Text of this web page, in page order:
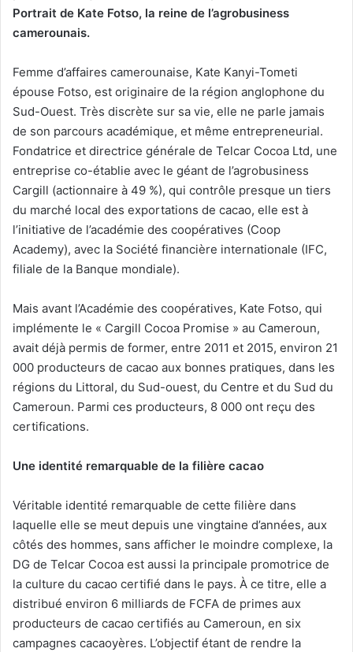
Portrait de Kate Fotso, la reine de l’agrobusiness
camerounais.
Femme d’affaires camerounaise, Kate Kanyi-Tometi
épouse Fotso, est originaire de la région anglophone du
Sud-Ouest. Très discrète sur sa vie, elle ne parle jamais
de son parcours académique, et même entrepreneurial.
Fondatrice et directrice générale de Telcar Cocoa Ltd, une
entreprise co-établie avec le géant de l’agrobusiness
Cargill (actionnaire à 49 %), qui contrôle presque un tiers
du marché local des exportations de cacao, elle est à
l’initiative de l’académie des coopératives (Coop
Academy), avec la Société financière internationale (IFC,
filiale de la Banque mondiale).
Mais avant l’Académie des coopératives, Kate Fotso, qui
implémente le « Cargill Cocoa Promise » au Cameroun,
avait déjà permis de former, entre 2011 et 2015, environ 21
000 producteurs de cacao aux bonnes pratiques, dans les
régions du Littoral, du Sud-ouest, du Centre et du Sud du
Cameroun. Parmi ces producteurs, 8 000 ont reçu des
certifications.
Une identité remarquable de la filière cacao
Véritable identité remarquable de cette filière dans
laquelle elle se meut depuis une vingtaine d’années, aux
côtés des hommes, sans afficher le moindre complexe, la
DG de Telcar Cocoa est aussi la principale promotrice de
la culture du cacao certifié dans le pays. À ce titre, elle a
distribué environ 6 milliards de FCFA de primes aux
producteurs de cacao certifiés au Cameroun, en six
campagnes cacaoyères. L’objectif étant de rendre la